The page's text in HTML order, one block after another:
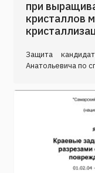
при
кристаллов
Защита
Анатольевича по